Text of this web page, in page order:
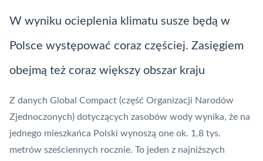
W wyniku ocieplenia klimatu susze będą w
Polsce występować coraz częściej. Zasięgiem
obejmą też coraz większy obszar kraju
Z danych Global Compact (część Organizacji Narodów
Zjednoczonych) dotyczących zasobów wody wynika, że na
jednego mieszkańca Polski wynoszą one ok. 1,8 tys.
metrów sześciennych rocznie. To jeden z najniższych